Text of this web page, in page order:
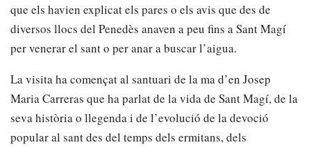
que els havien explicat els pares o els avis que des de
diversos llocs del Penedès anaven a peu fins a Sant Magí
per venerar el sant o per anar a buscar l’aigua.
La visita ha començat al santuari de la ma d’en Josep
Maria Carreras que ha parlat de la vida de Sant Magí, de la
seva història o llegenda i de l’evolució de la devoció
popular al sant des del temps dels ermitans, dels